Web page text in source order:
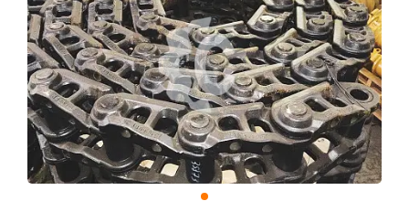
3D тур по производству
3D тур по складам
sksale@skdst.ru
+7 (499) 394-50-93